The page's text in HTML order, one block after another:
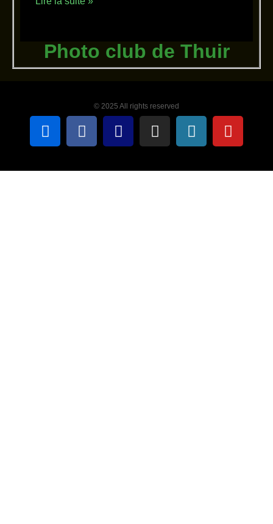
Photo club de Thuir
© 2025 All rights reserved